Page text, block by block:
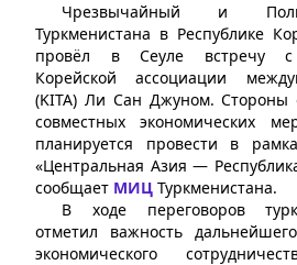
Чрезвычайный и
Туркменистана в Республике
провёл в Сеуле встречу с
Корейской ассоциации
(KITA) Ли Сан Джуном. Стороны
совместных экономических
планируется провести в
«Центральная Азия —
сообщает МИЦ Туркменистана.
В ходе переговоров
отметил важность
экономического